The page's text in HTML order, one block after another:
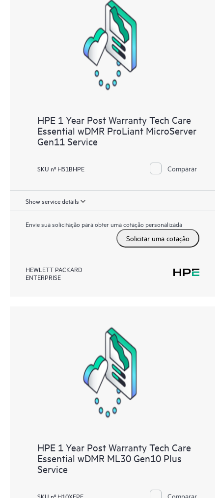
HPE 1 Year Post Warranty Tech Care
Essential wDMR ProLiant MicroServer
Gen11 Service
SKU nº H51BHPE Comparar
Show service details
Envie sua solicitação para obter uma cotação personalizada
Solicitar uma cotação
HEWLETT PACKARD
ENTERPRISE
HPE 1 Year Post Warranty Tech Care
Essential wDMR ML30 Gen10 Plus
Service
SKU nº H10XFPE Comparar